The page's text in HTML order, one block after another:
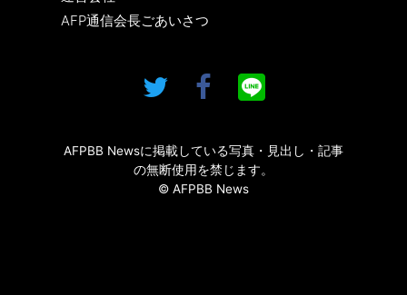
AFP通信会長ごあいさつ
AFPBB Newsに掲載している写真・見出し・記事
の無断使用を禁じます。
© AFPBB News